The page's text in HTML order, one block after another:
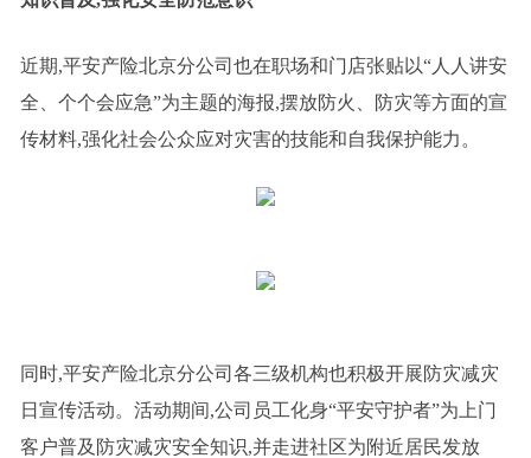
近期,平安产险北京分公司也在职场和门店张贴以“人人讲安
全、个个会应急”为主题的海报,摆放防火、防灾等方面的宣
传材料,强化社会公众应对灾害的技能和自我保护能力。
同时,平安产险北京分公司各三级机构也积极开展防灾减灾
日宣传活动。活动期间,公司员工化身“平安守护者”为上门
客户普及防灾减灾安全知识,并走进社区为附近居民发放